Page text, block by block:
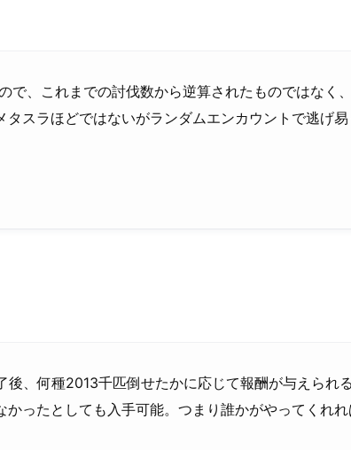
、これまでの討伐数から逆算されたものではなく
スラほどではないがランダムエンカウントで逃げ
後、何種2013千匹倒せたかに応じて報酬が与えられ
ったとしても入手可能。つまり誰かがやってくれ